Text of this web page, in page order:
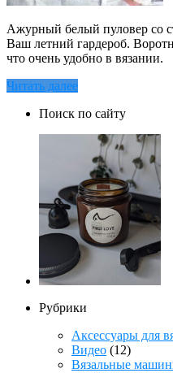
Ажурный белый пуловер со
Ваш летний гардероб.
что очень удобно в вязании.
Читать далее
Поиск по сайту
Рубрики
Аксессуары для
Видео (12)
Вязальные